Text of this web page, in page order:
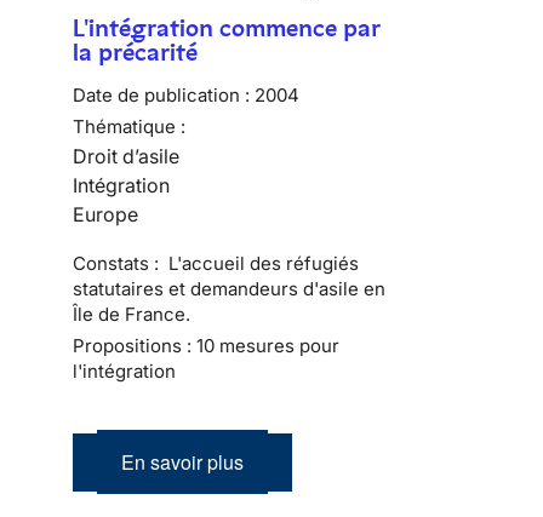
L'intégration commence par
la précarité
Date de publication : 2004
Thématique :
Droit d’asile
Intégration
Europe
Constats : L'accueil des réfugiés
statutaires et demandeurs d'asile en
Île de France.
Propositions : 10 mesures pour
l'intégration
En savoir plus